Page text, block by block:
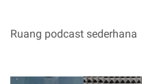
Ruang podcast sederhana